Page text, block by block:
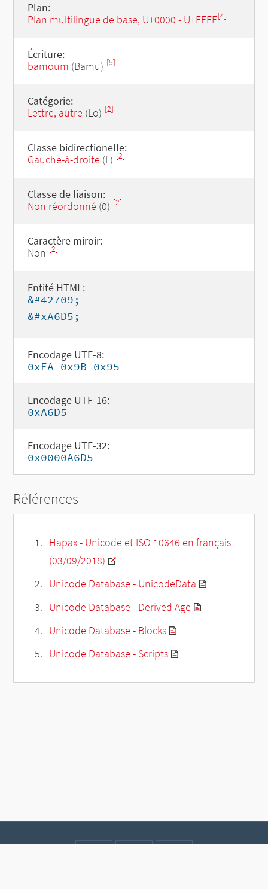
Plan:
Plan multilingue de base, U+0000 - U+FFFF[4]
Écriture:
bamoum (Bamu) [5]
Catégorie:
Lettre, autre (Lo) [2]
Classe bidirectionelle:
Gauche-à-droite (L) [2]
Classe de liaison:
Non réordonné (0) [2]
Caractère miroir:
Non [2]
Entité HTML:
&#42709;
&#xA6D5;
Encodage UTF-8:
0xEA 0x9B 0x95
Encodage UTF-16:
0xA6D5
Encodage UTF-32:
0x0000A6D5
Références
Hapax - Unicode et ISO 10646 en français
(03/09/2018)
Unicode Database - UnicodeData
Unicode Database - Derived Age
Unicode Database - Blocks
Unicode Database - Scripts